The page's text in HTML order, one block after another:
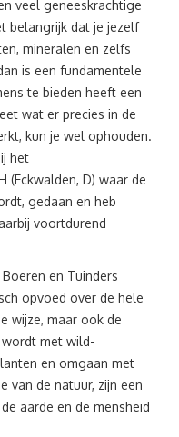
veel geneeskrachtige
belangrijk dat je jezelf
mineralen en zelfs
is een fundamentele
te bieden heeft een
wat er precies in de
kun je wel ophouden.
het
(Eckwalden, D) waar de
gedaan en heb
voortdurend
en Tuinders
opvoed over de hele
wijze, maar ook de
met wild-
en omgaan met
van de natuur, zijn een
aarde en de mensheid